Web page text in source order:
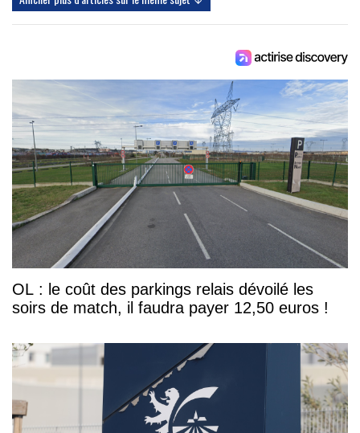
OL : le coût des parkings relais dévoilé les
soirs de match, il faudra payer 12,50 euros !